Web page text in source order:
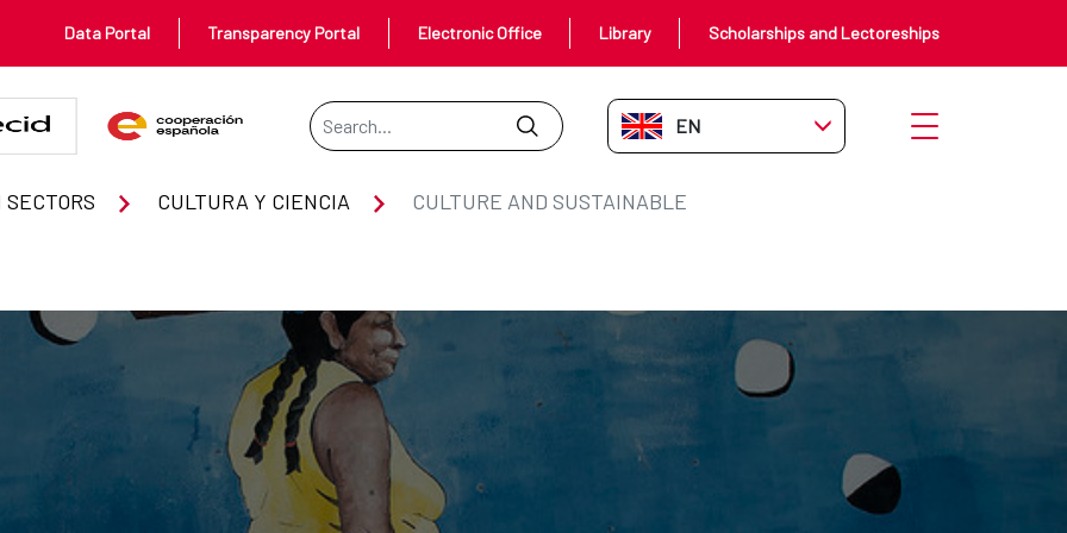
Data Portal Transparency Portal Electronic Office Library Scholarships and Lectoreships
Search Bar
EN-GB Open menu
CULTURA Y CIENCIA CULTURE AND SUSTAINABLE